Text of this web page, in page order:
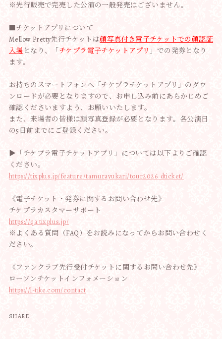
※先行販売で完売した公演の一般発売はございません。
■チケットアプリについて
Mellow Pretty先行チケットは顔写真付き電子チケットでの顔認証
入場 となり、「チケプラ電子チケットアプリ」での発券となり
ます。
お持ちのスマートフォンへ「チケプラチケットアプリ」のダウ
ンロードが必要となりますので、お申し込み前にあらかじめご
確認くださいますよう、お願いいたします。
また、来場者の皆様は顔写真登録が必要となります。各公演日
の5日前までにご登録ください。
▶︎「チケプラ電子チケットアプリ」については以下よりご確認
ください。
https://tixplus.jp/feature/tamurayukari/tour2026_dticket/
《電子チケット・発券に関するお問い合わせ先》
チケプラカスタマーサポート
https://qa.tixplus.jp/
※よくある質問（FAQ）をお読みになってからお問い合わせく
ださい。
《ファンクラブ先行受付チケットに関するお問い合わせ先》
ローソンチケットインフォメーション
https://l-tike.com/contact
SHARE